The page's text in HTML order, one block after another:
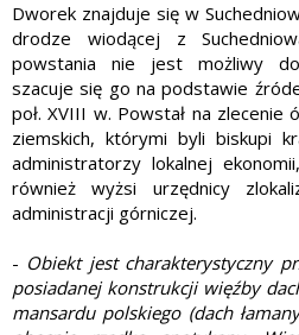
Dworek znajduje się w
drodze wiodącej z
powstania nie jest możliwy
szacuje się go na podstawie
poł. XVIII w. Powstał na zlecenie
ziemskich, którymi byli biskupi
administratorzy lokalnej
również wyżsi urzędnicy
administracji górniczej.
- Obiekt jest charakterystyczny
posiadanej konstrukcji więźby
mansardu polskiego (dach